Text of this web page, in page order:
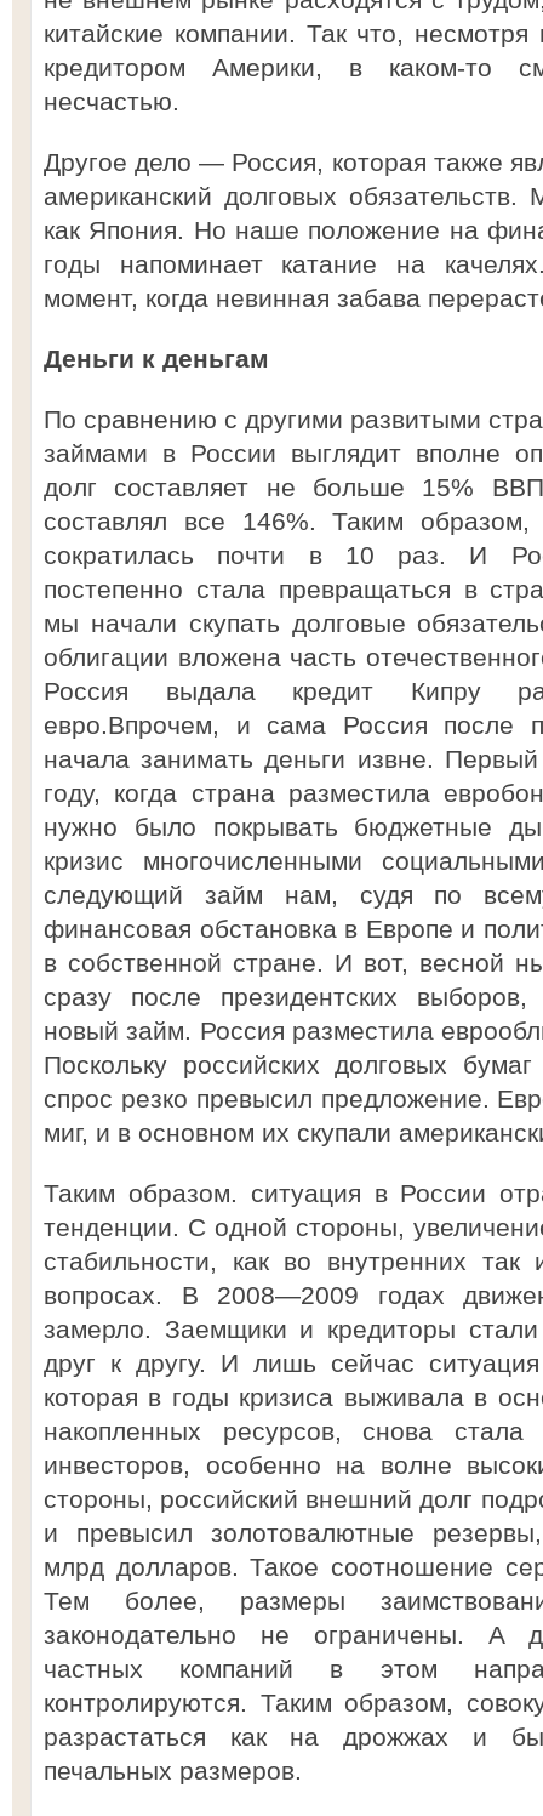
китайские компании. Так что,
кредитором Америки, в каком-то
несчастью.
Другое дело — Россия, которая также
американский долговых
как Япония. Но наше положение на
годы напоминает катание на
момент, когда невинная забава
Деньги к деньгам
По сравнению с другими развитыми
займами в России выглядит вполне
долг составляет не больше 15%
составлял все 146%. Таким
сократилась почти в 10 раз. И
постепенно стала превращаться в
мы начали скупать долговые
облигации вложена часть
Россия выдала кредит Кипру
евро.Впрочем, и сама Россия после
начала занимать деньги извне.
году, когда страна разместила
нужно было покрывать бюджетные
кризис многочисленными
следующий займ нам, судя по
финансовая обстановка в Европе и
в собственной стране. И вот, весной
сразу после президентских
новый займ. Россия разместила
Поскольку российских долговых
спрос резко превысил предложение.
миг, и в основном их скупали
Таким образом. ситуация в России
тенденции. С одной стороны,
стабильности, как во внутренних
вопросах. В 2008—2009 годах
замерло. Заемщики и кредиторы стали
друг к другу. И лишь сейчас
которая в годы кризиса выживала в
накопленных ресурсов, снова стала
инвесторов, особенно на волне
стороны, российский внешний долг
и превысил золотовалютные
млрд долларов. Такое соотношение
Тем более, размеры
законодательно не ограничены. А
частных компаний в этом
контролируются. Таким образом,
разрастаться как на дрожжах и
печальных размеров.